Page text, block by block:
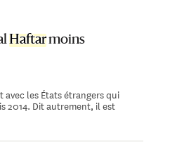
Haftarmoins
les États étrangers qui
2014. Dit autrement, il est